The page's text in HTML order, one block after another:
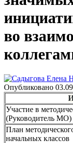
во
Опубликовано
Участие в
(Руководитель МО)
План
начальных классов